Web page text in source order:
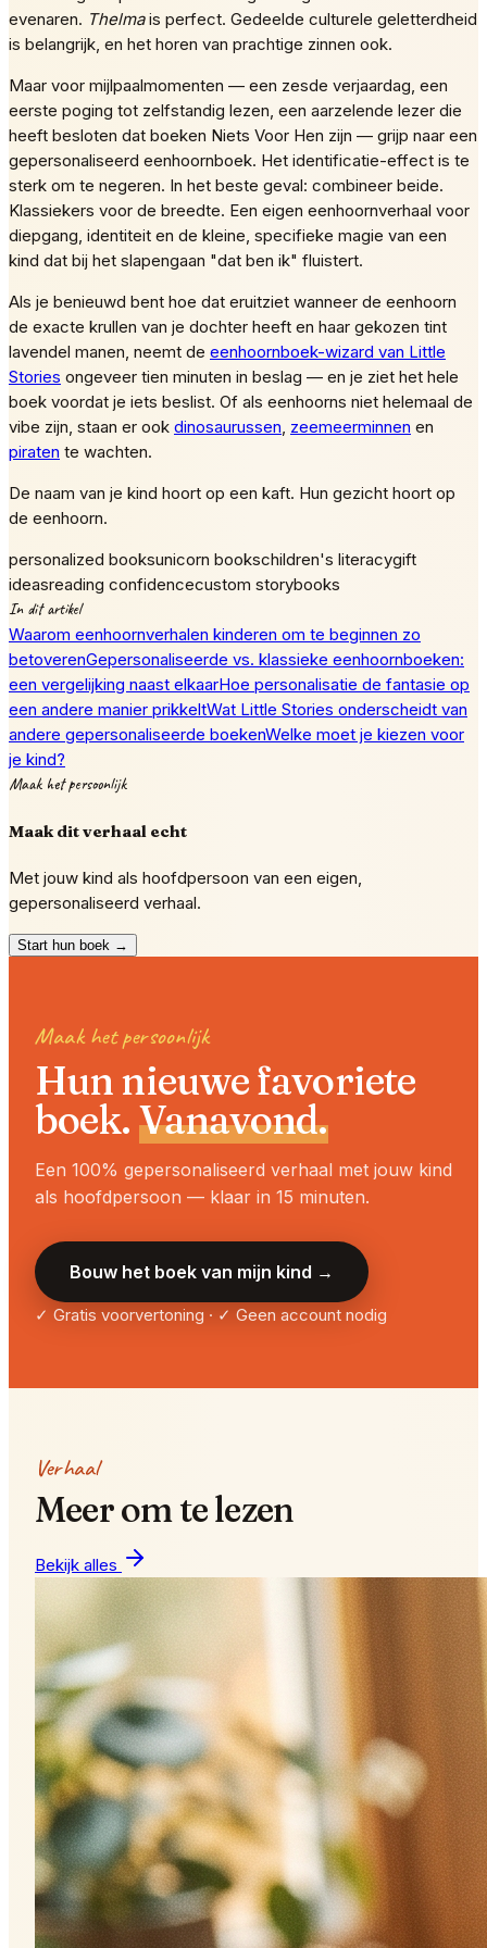
evenaren. Thelmais perfect. Gedeelde culturele geletterdheid
is belangrijk, en het horen van prachtige zinnen ook.
Maar voor mijlpaalmomenten — een zesde verjaardag, een
eerste poging tot zelfstandig lezen, een aarzelende lezer die
heeft besloten dat boeken Niets Voor Hen zijn — grijp naar een
gepersonaliseerd eenhoornboek. Het identificatie-effect is te
sterk om te negeren. In het beste geval: combineer beide.
Klassiekers voor de breedte. Een eigen eenhoornverhaal voor
diepgang, identiteit en de kleine, specifieke magie van een
kind dat bij het slapengaan "dat ben ik" fluistert.
Als je benieuwd bent hoe dat eruitziet wanneer de eenhoorn
de exacte krullen van je dochter heeft en haar gekozen tint
lavendel manen, neemt de eenhoornboek-wizard van Little
Stories ongeveer tien minuten in beslag — en je ziet het hele
boek voordat je iets beslist. Of als eenhoorns niet helemaal de
vibe zijn, staan er ook dinosaurussen, zeemeerminnen en
piraten te wachten.
De naam van je kind hoort op een kaft. Hun gezicht hoort op
de eenhoorn.
personalized booksunicorn bookschildren's literacygift
ideasreading confidencecustom storybooks
In dit artikel
Waarom eenhoornverhalen kinderen om te beginnen zo
betoverenGepersonaliseerde vs. klassieke eenhoornboeken:
een vergelijking naast elkaarHoe personalisatie de fantasie op
een andere manier prikkeltWat Little Stories onderscheidt van
andere gepersonaliseerde boekenWelke moet je kiezen voor
je kind?
Maak het persoonlijk
Maak dit verhaal echt
Met jouw kind als hoofdpersoon van een eigen,
gepersonaliseerd verhaal.
Start hun boek →
Maak het persoonlijk
Hun nieuwe favoriete
boek. Vanavond.
Een 100% gepersonaliseerd verhaal met jouw kind
als hoofdpersoon — klaar in 15 minuten.
Bouw het boek van mijn kind →
✓ Gratis voorvertoning · ✓ Geen account nodig
Verhaal
Meer om te lezen
Bekijk alles